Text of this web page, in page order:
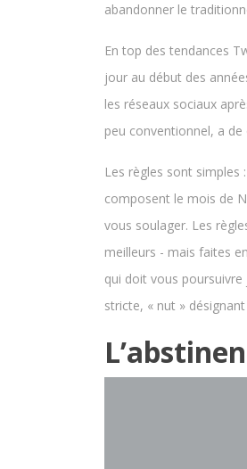
abandonner le
En top des tendances
jour au début des
les réseaux sociaux
peu conventionnel, a
Les règles sont simples
composent le mois de
vous soulager. Les
meilleurs - mais faites
qui doit vous
stricte, « nut »